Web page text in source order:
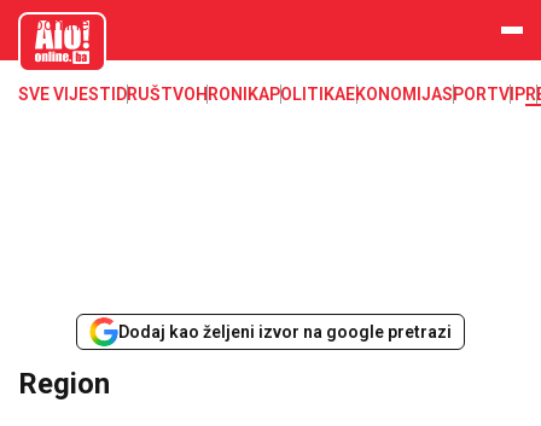
aloonline.b
SVE VIJESTI DRUŠTVOHRONIKAPOLITIKAEKONOMIJASPORTVIP
Dodaj kao željeni izvor na google pretrazi
Region